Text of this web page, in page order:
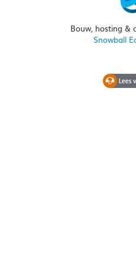
Bouw, hosting &
Snowball